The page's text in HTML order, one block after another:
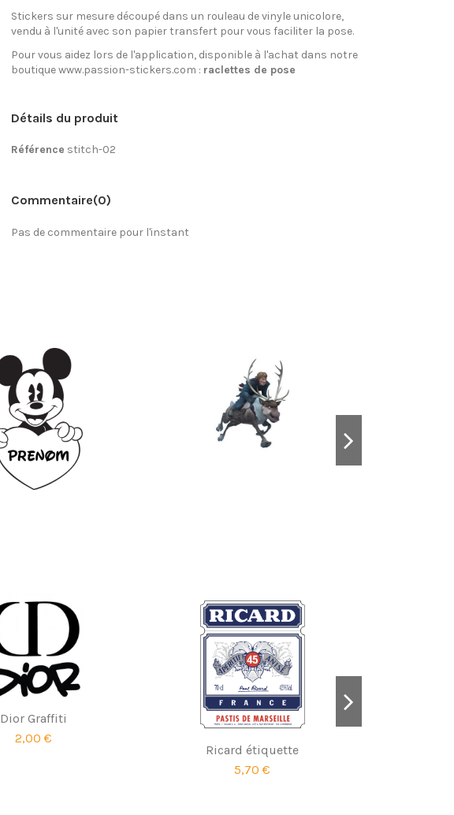
Stickers sur mesure découpé dans un rouleau de vinyle unicolore,
vendu à l'unité avec son papier transfert pour vous faciliter la pose.
Pour vous aidez lors de l'application, disponible à l'achat dans notre
boutique www.passion-stickers.com : raclettes de pose
Détails du produit
Référence stitch-02
Commentaire(0)
Pas de commentaire pour l'instant
Dior Graffiti
2,00 €
Ricard étiquette
5,70 €